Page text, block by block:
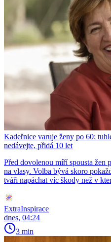
Kadeřnice varuje ženy po 60:
nedávejte, přidá 10 let
Před dovolenou míří spousta žen
na vlasy. Volba bývá skoro
tváři napáchat víc škody než v
ExtraInspirace
dnes, 04:24
3 min